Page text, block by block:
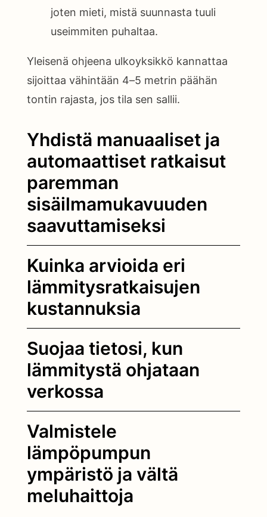
joten mieti, mistä suunnasta tuuli
useimmiten puhaltaa.
Yleisenä ohjeena ulkoyksikkö kannattaa
sijoittaa vähintään 4–5 metrin päähän
tontin rajasta, jos tila sen sallii.
Yhdistä manuaaliset ja
automaattiset ratkaisut
paremman
sisäilmamukavuuden
saavuttamiseksi
Kuinka arvioida eri
lämmitysratkaisujen
kustannuksia
Suojaa tietosi, kun
lämmitystä ohjataan
verkossa
Valmistele
lämpöpumpun
ympäristö ja vältä
meluhaittoja